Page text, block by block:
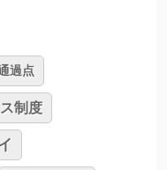
過点
制度